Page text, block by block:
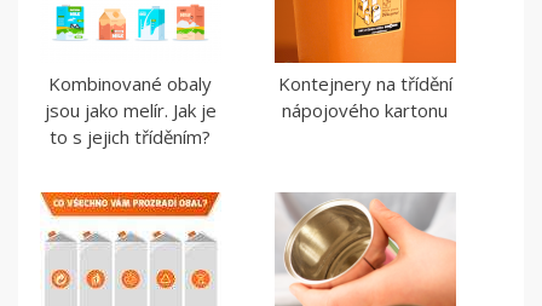
Kombinované obaly
jsou jako melír. Jak je
to s jejich tříděním?
Kontejnery na třídění
nápojového kartonu